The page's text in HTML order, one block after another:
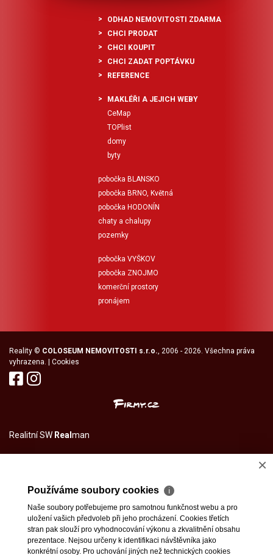
ODHAD NEMOVITOSTI ZDARMA
CHCI PRODAT
CHCI KOUPIT
CHCI ZADAT POPTÁVKU
REFERENCE
MAKLÉŘI A JEJICH WEBY
CeMap
TOPlist
domy
byty
pobočka BLANSKO
pobočka BRNO, Květná
pobočka HODONÍN
chaty a chalupy
pozemky
pobočka VYŠKOV
pobočka ZNOJMO
komerční prostory
pronájem
Reality © COLOSEUM NEMOVITOSTI s.r.o., 2006 - 2026. Všechna práva
vyhrazena. | Cookies
Realitní SW Real man
×
Používáme soubory cookies ℹ
Naše soubory potřebujeme pro samotnou funkčnost webu a pro
uložení vašich předvoleb při jeho procházení. Cookies třetích
stran pak slouží pro vyhodnocování výkonu a zkvalitnění obsahu
prezentace. Nejsou určeny k identifikaci návštěvníka jako
konkrétní osoby. Pro uchování jiných než technických cookies